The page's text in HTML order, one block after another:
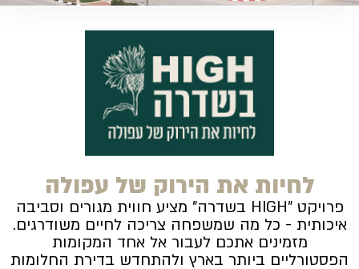
לחיות את הירוק של עפולה
פרויקט "HIGH בשדרה" מציע חווית מגורים וסביבה
איכותית - כל מה שמשפחה צריכה לחיים משודרגים.
מזמינים אתכם לעבור אל אחד המקומות
הפסטורליים ביותר בארץ ולהתחדש בדירת החלומות